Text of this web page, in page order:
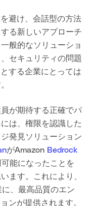
避け、会話型の方法
る新しいアプローチ
般的なソリューショ
セキュリティの問題
する企業にとっては
が期待する正確でパ
は、権限を認識した
発見ソリューション
がAmazon Bedrock
可能になったことを
ます。これにより、
、最高品質のエン
ンが提供されます。